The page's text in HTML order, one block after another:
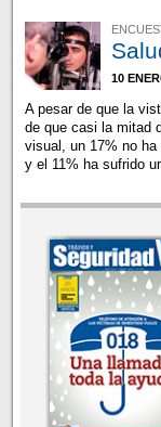
10
A pesar de que la
de que casi la mitad
visual, un 17% no
y el 11% ha sufrido